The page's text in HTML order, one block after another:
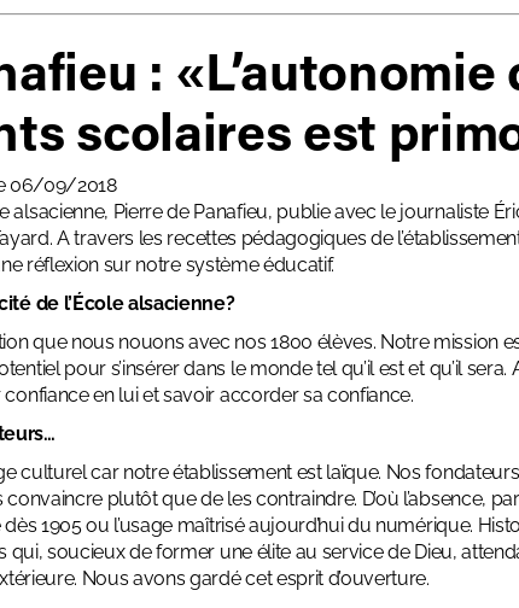
: «L’autonomie
scolaires est
06/09/2018
alsacienne, Pierre de Panafieu, publie avec le journaliste
A travers les recettes pédagogiques de
réflexion sur notre système éducatif.
de l’École alsacienne?
que nous nouons avec nos 1800 élèves. Notre mission
pour s’insérer dans le monde tel qu’il est et qu’il sera.
en lui et savoir accorder sa confiance.
culturel car notre établissement est laïque. Nos
plutôt que de les contraindre. D’où l’absence,
dès 1905 ou l’usage maîtrisé aujourd’hui du numérique.
qui, soucieux de former une élite au service de Dieu,
Nous avons gardé cet esprit d’ouverture.